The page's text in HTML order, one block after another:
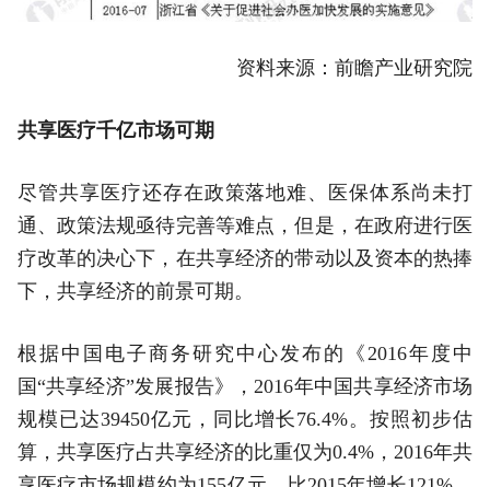
资料来源：前瞻产业研究院
共享医疗千亿市场可期
尽管共享医疗还存在政策落地难、医保体系尚未打
通、政策法规亟待完善等难点，但是，在政府进行医
疗改革的决心下，在共享经济的带动以及资本的热捧
下，共享经济的前景可期。
根据中国电子商务研究中心发布的《2016年度中
国“共享经济”发展报告》，2016年中国共享经济市场
规模已达39450亿元，同比增长76.4%。按照初步估
算，共享医疗占共享经济的比重仅为0.4%，2016年共